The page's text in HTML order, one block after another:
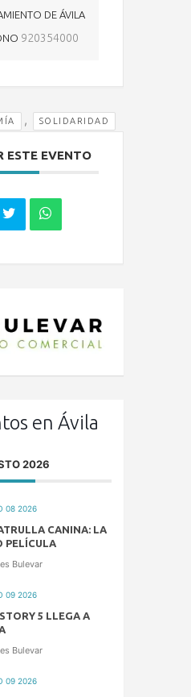
DE ÁVILA
920354000
, SOLIDARIDAD
ESTE EVENTO
en Ávila
2026
08 2026
CANINA: LA
PELÍCULA
Bulevar
09 2026
5 LLEGA A
Bulevar
09 2026